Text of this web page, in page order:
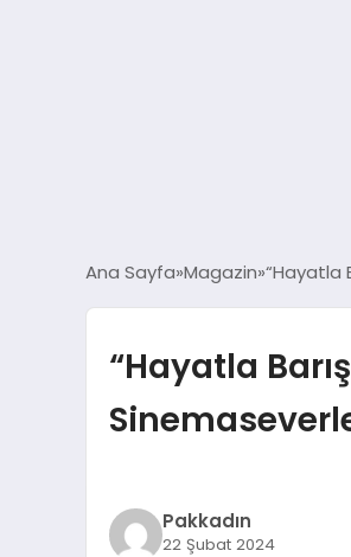
Ana Sayfa Magazin “Hayatla
“Hayatla
Pakkadın
22 Şubat 2024